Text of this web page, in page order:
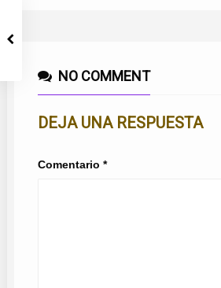
NO COMMENT
DEJA UNA RESPUESTA
Comentario *